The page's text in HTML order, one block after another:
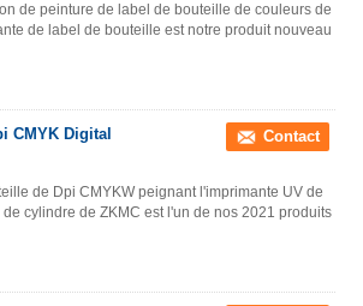
de peinture de label de bouteille de couleurs de
de label de bouteille est notre produit nouveau
CMYK Digital
Contact
de Dpi CMYKW peignant l'imprimante UV de
cylindre de ZKMC est l'un de nos 2021 produits